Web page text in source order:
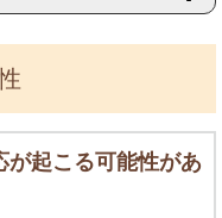
が起こる可能性があ